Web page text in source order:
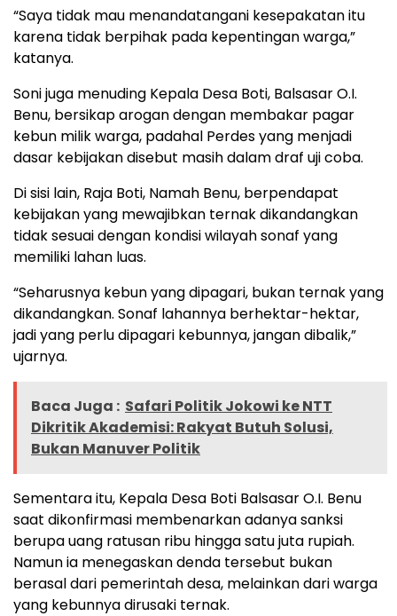
“Saya tidak mau menandatangani kesepakatan itu
karena tidak berpihak pada kepentingan warga,”
katanya.
Soni juga menuding Kepala Desa Boti, Balsasar O.I.
Benu, bersikap arogan dengan membakar pagar
kebun milik warga, padahal Perdes yang menjadi
dasar kebijakan disebut masih dalam draf uji coba.
Di sisi lain, Raja Boti, Namah Benu, berpendapat
kebijakan yang mewajibkan ternak dikandangkan
tidak sesuai dengan kondisi wilayah sonaf yang
memiliki lahan luas.
“Seharusnya kebun yang dipagari, bukan ternak yang
dikandangkan. Sonaf lahannya berhektar-hektar,
jadi yang perlu dipagari kebunnya, jangan dibalik,”
ujarnya.
Baca Juga : Safari Politik Jokowi ke NTT
Dikritik Akademisi: Rakyat Butuh Solusi,
Bukan Manuver Politik
Sementara itu, Kepala Desa Boti Balsasar O.I. Benu
saat dikonfirmasi membenarkan adanya sanksi
berupa uang ratusan ribu hingga satu juta rupiah.
Namun ia menegaskan denda tersebut bukan
berasal dari pemerintah desa, melainkan dari warga
yang kebunnya dirusaki ternak.